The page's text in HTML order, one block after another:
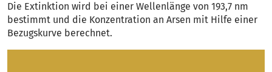
Die Extinktion wird bei einer Wellenlänge von 193,7 nm
bestimmt und die Konzentration an Arsen mit Hilfe einer
Bezugskurve berechnet.